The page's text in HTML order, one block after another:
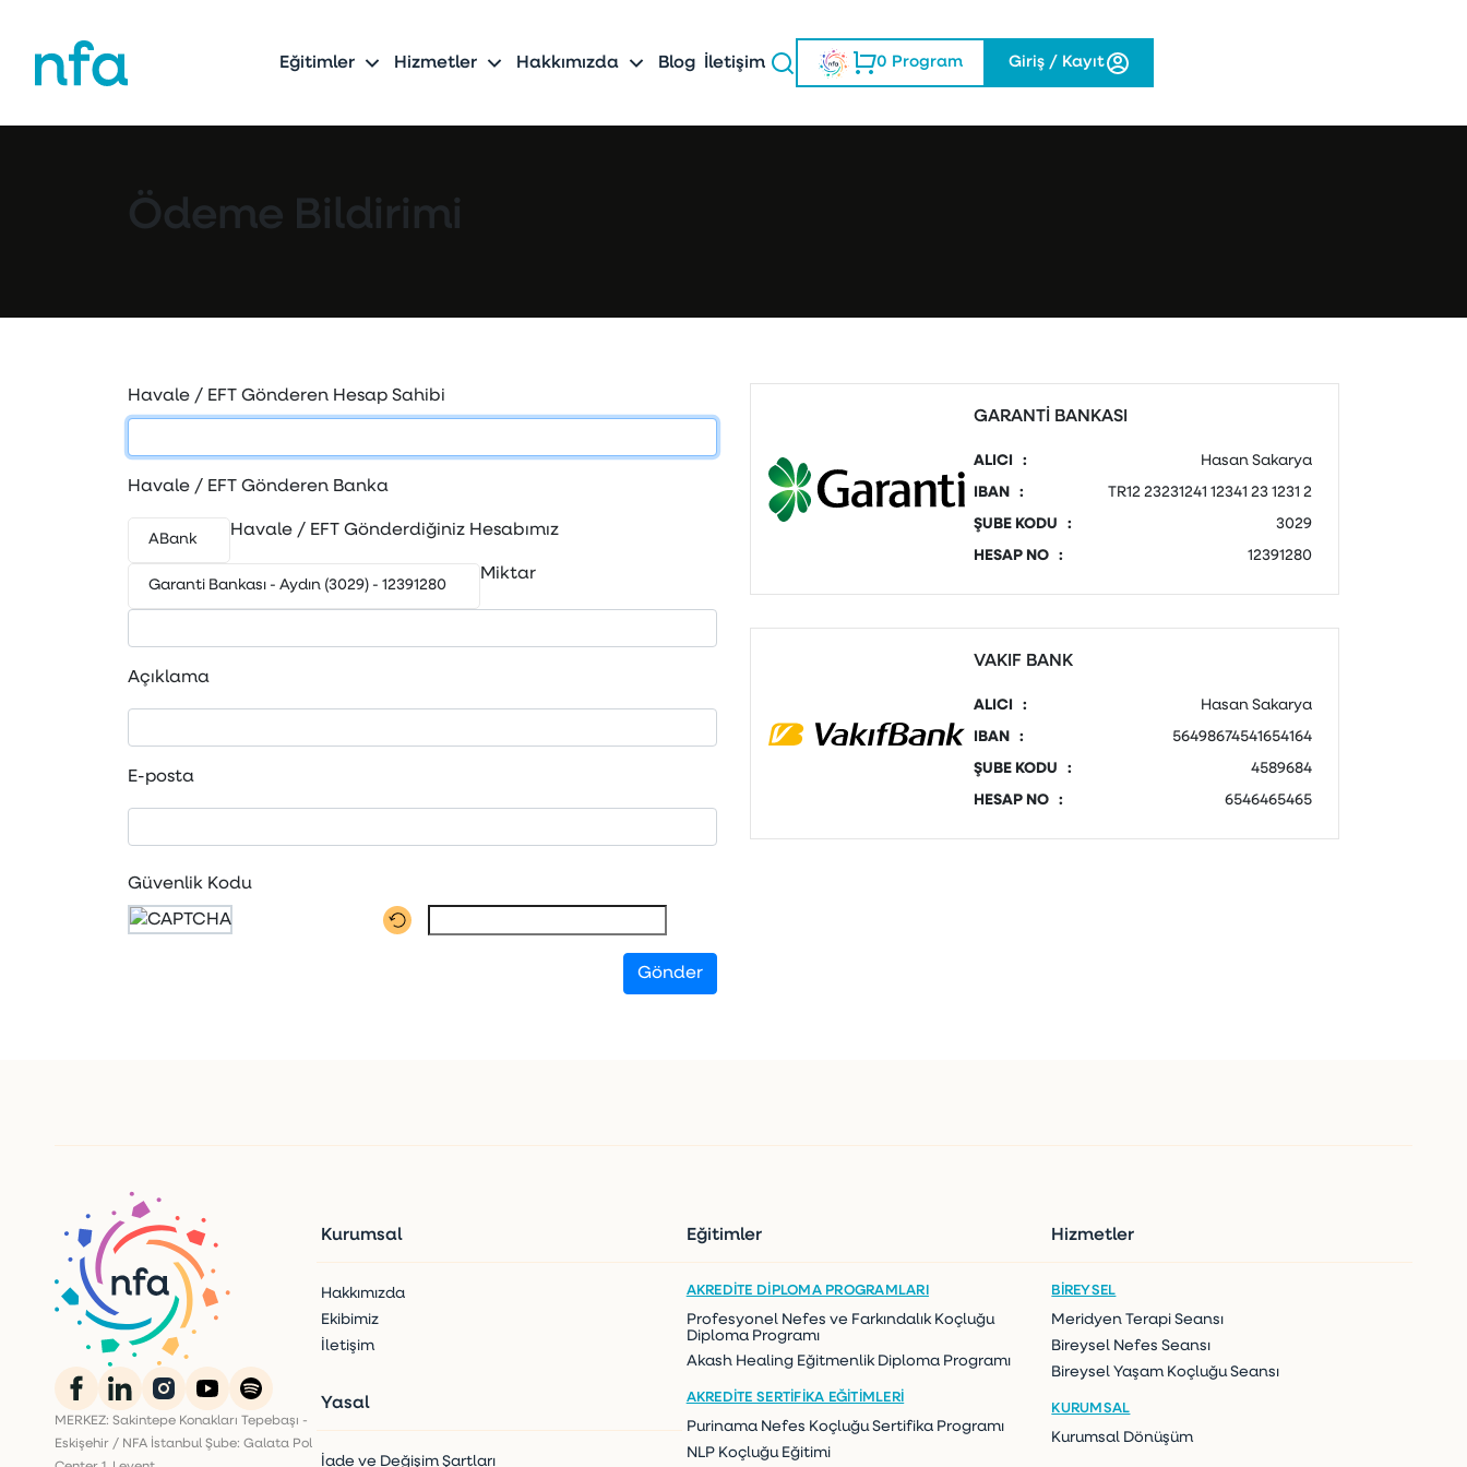
Eğitimler Hizmetler Hakkımızda Blog İletişim 0 Program Giriş / Kayıt
Ödeme Bildirimi
Havale / EFT Gönderen Hesap Sahibi
Havale / EFT Gönderen Banka
ABank
Havale / EFT Gönderdiğiniz Hesabımız
Garanti Bankası - Aydın (3029) - 12391280
Miktar
Açıklama
E-posta
Güvenlik Kodu
Gönder
GARANTI BANKASI
ALICI :
Hasan Sakarya
IBAN :
TR12 23231241 12341 23 1231 2
ŞUBE KODU :
3029
HESAP NO :
12391280
VAKIF BANK
ALICI :
Hasan Sakarya
IBAN :
56498674541654164
ŞUBE KODU :
4589684
HESAP NO :
6546465465
MERKEZ: Sakintepe Konakları Tepebaşı -
Eskişehir / NFA İstanbul Şube: Galata Pol
Kurumsal
Hakkımızda
Ekibimiz
İletişim
Yasal
İade ve Değişim Şartları
Eğitimler
AKREDITE DIPLOMA PROGRAMLARI
Profesyonel Nefes ve Farkındalık Koçluğu
Diploma Programı
Akash Healing Eğitmenlik Diploma Programı
AKREDITE SERTIFIKA EĞITIMLERI
Purinama Nefes Koçluğu Sertifika Programı
NLP Koçluğu Eğitimi
Hizmetler
BIREYSEL
Meridyen Terapi Seansı
Bireysel Nefes Seansı
Bireysel Yaşam Koçluğu Seansı
KURUMSAL
Kurumsal Dönüşüm